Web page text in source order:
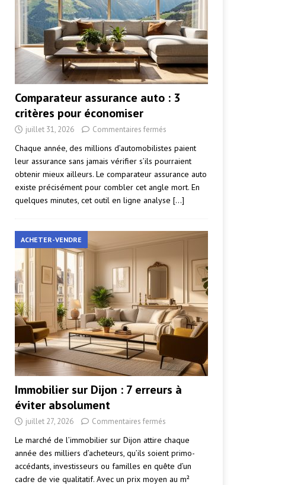
Comparateur assurance auto : 3
critères pour économiser
juillet 31, 2026 Commentaires fermés
Chaque année, des millions d’automobilistes paient
leur assurance sans jamais vérifier s’ils pourraient
obtenir mieux ailleurs. Le comparateur assurance auto
existe précisément pour combler cet angle mort. En
quelques minutes, cet outil en ligne analyse […]
ACHETER-VENDRE
Immobilier sur Dijon : 7 erreurs à
éviter absolument
juillet 27, 2026 Commentaires fermés
Le marché de l’immobilier sur Dijon attire chaque
année des milliers d’acheteurs, qu’ils soient primo-
accédants, investisseurs ou familles en quête d’un
cadre de vie qualitatif. Avec un prix moyen au m²